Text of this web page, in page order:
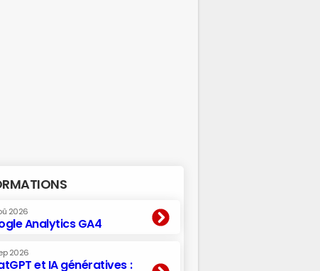
2026
Analytics GA4
2026
et IA génératives :